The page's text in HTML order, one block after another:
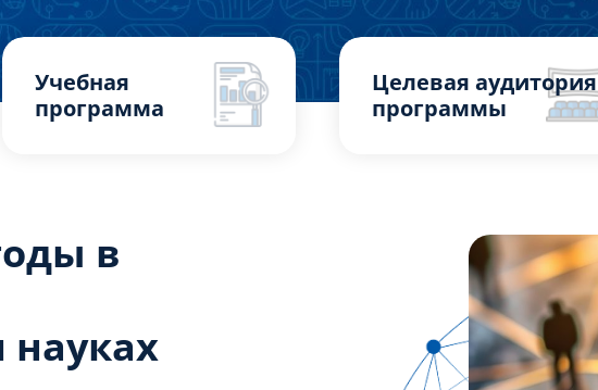
Учебная
программа
Целевая аудитория
программы
в
науках